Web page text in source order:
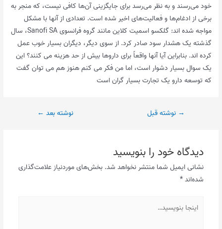
خود می‌رسند و به نظر می‌رسد برای جایگزینی آن‌ها کافی نیست، که منجر به
برخی از ادغام‌ها و فعالیت‌های اخیر شده است. تعدادی از آنها با مشکل
مواجه شده اند: گلکسو اسمیت کلاین مانند گروه فرانسوی Sanofi SA، سال
گذشته یک هشدار سود صادر کرد. از سوی دیگر، دیگران بسیار خوب عمل
کرده اند. بنابراین آیا آنها واقعاً برای داروها بیش از حد هزینه می کنند؟ این
یک سوال بسیار دشوار است، اما من فکر می کنم هنوز هم می توان گفت
که توسعه دارو یک تجارت بسیار گران است
پیمایش
→ نوشته قبل نوشته بعد ←
دیدگاه‌ خود را بنویسید
نشانی ایمیل شما منتشر نخواهد شد. بخش‌های موردنیاز علامت‌گذاری
شده‌اند*
بنویسید…